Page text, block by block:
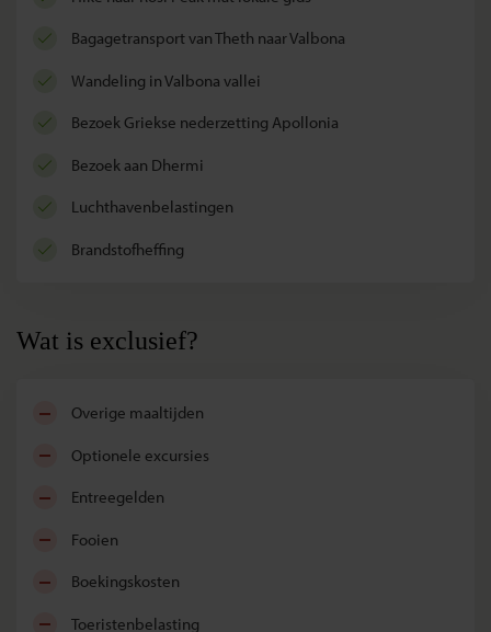
bagagetransport van Theth naar Valbona
wandeling in Valbona vallei
bezoek Griekse nederzetting Apollonia
bezoek aan Dhermi
luchthavenbelastingen
brandstofheffing
Wat is exclusief?
overige maaltijden
optionele excursies
entreegelden
fooien
boekingskosten
toeristenbelasting